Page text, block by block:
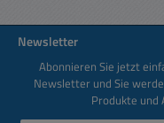
Newsletter
Abonnieren Sie jetzt
Newsletter und Sie
Produkte